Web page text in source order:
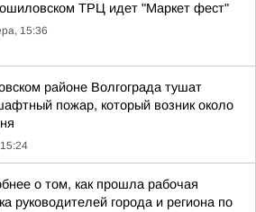
ТРЦ идет "Маркет фест"
15:36
районе Волгограда тушат
пожар, который возник около
о том, как прошла рабочая
руководителей города и региона по